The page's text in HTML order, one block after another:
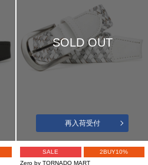
SOLD OUT
再入荷受付
SALE
2BUY10%
Zero by TORNADO MART